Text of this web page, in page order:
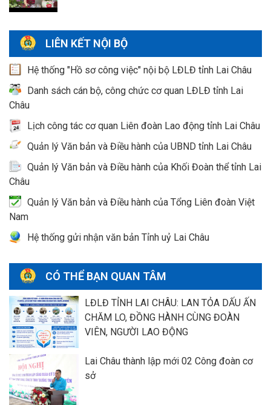
LIÊN KẾT NỘI BỘ
Hệ thống "Hồ sơ công việc" nội bộ LĐLĐ tỉnh Lai Châu
Danh sách cán bộ, công chức cơ quan LĐLĐ tỉnh Lai
Châu
Lịch công tác cơ quan Liên đoàn Lao động tỉnh Lai Châu
Quản lý Văn bản và Điều hành của UBND tỉnh Lai Châu
Quản lý Văn bản và Điều hành của Khối Đoàn thể tỉnh Lai
Châu
Quản lý Văn bản và Điều hành của Tổng Liên đoàn Việt
Nam
Hệ thống gửi nhận văn bản Tỉnh uỷ Lai Châu
CÓ THỂ BẠN QUAN TÂM
LĐLĐ TỈNH LAI CHÂU: LAN TỎA DẤU ẤN
CHĂM LO, ĐỒNG HÀNH CÙNG ĐOÀN
VIÊN, NGƯỜI LAO ĐỘNG
Lai Châu thành lập mới 02 Công đoàn cơ
sở